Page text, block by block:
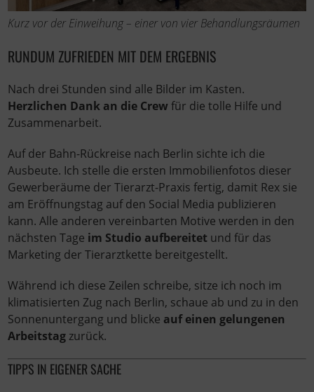
Kurz vor der Einweihung – einer von vier Behandlungsräumen
RUNDUM ZUFRIEDEN MIT DEM ERGEBNIS
Nach drei Stunden sind alle Bilder im Kasten.
Herzlichen Dank an die Crewfür die tolle Hilfe und
Zusammenarbeit.
Auf der Bahn-Rückreise nach Berlin sichte ich die
Ausbeute. Ich stelle die ersten Immobilienfotos dieser
Gewerberäume der Tierarzt-Praxis fertig, damit Rex sie
am Eröffnungstag auf den Social Media publizieren
kann. Alle anderen vereinbarten Motive werden in den
nächsten Tage im Studio aufbereitet und für das
Marketing der Tierarztkette bereitgestellt.
Während ich diese Zeilen schreibe, sitze ich noch im
klimatisierten Zug nach Berlin, schaue ab und zu in den
Sonnenuntergang und blicke auf einen gelungenen
Arbeitstag zurück.
TIPPS IN EIGENER SACHE